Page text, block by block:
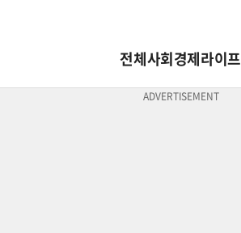
전체사회경제라이프